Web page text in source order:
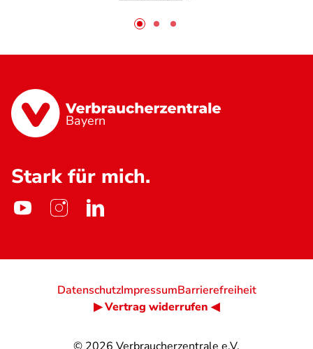
Bayern
Stark für mich.
DatenschutzImpressumBarrierefreiheit
▶ Vertrag widerrufen ◀